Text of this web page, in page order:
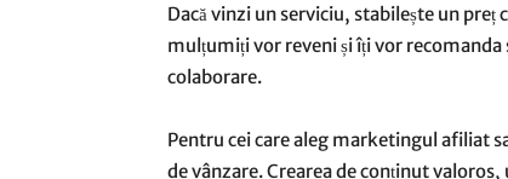
Dacă vinzi un serviciu, stabilește un
mulțumiți vor reveni și îți vor
colaborare.
Pentru cei care aleg marketingul afiliat
de vânzare. Crearea de conținut